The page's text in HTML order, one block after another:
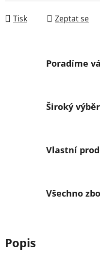
Tisk
Zeptat se
Poradíme
Široký výběr
Vlastní
Všechno
Popis